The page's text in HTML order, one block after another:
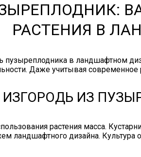
РАСТЕНИЯ В
пузыреплодника в ландшафтном
Даже учитывая
ИЗ
растения масса.
ландшафтного дизайна. Культура